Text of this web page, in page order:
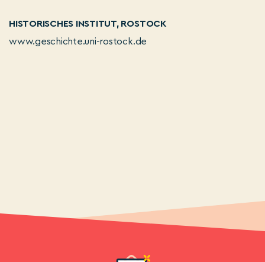
HISTORISCHES INSTITUT, ROSTOCK
www.geschichte.uni-rostock.de